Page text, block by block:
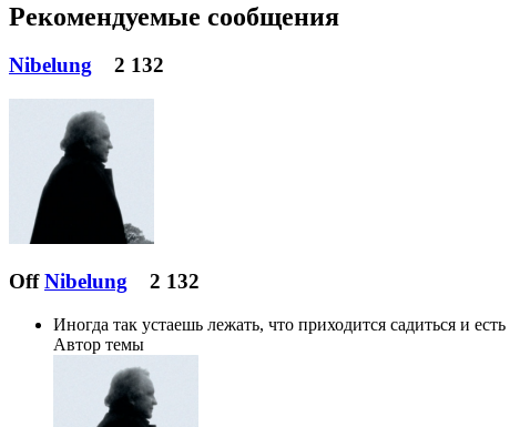
Рекомендуемые сообщения
Nibelung 2 132
Off Nibelung 2 132
Иногда так устаешь лежать, что приходится садиться и есть
Автор темы